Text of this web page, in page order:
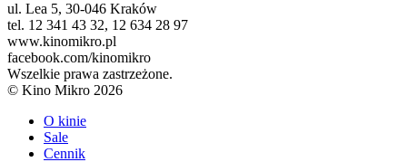
ul. Lea 5, 30-046 Kraków
tel. 12 341 43 32, 12 634 28 97
www.kinomikro.pl
facebook.com/kinomikro
Wszelkie prawa zastrzeżone.
© Kino Mikro 2026
O kinie
Sale
Cennik